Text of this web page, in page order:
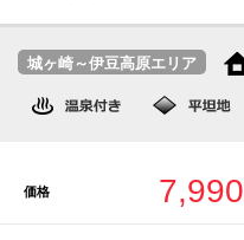
城ヶ崎～伊豆高原エリア
価格 7,990